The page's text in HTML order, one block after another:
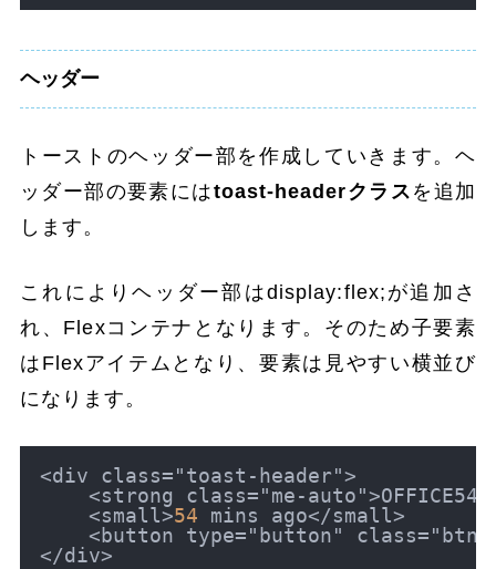
ヘッダー
トーストのヘッダー部を作成していきます。ヘ
ッダー部の要素にはtoast-headerクラス を追加
します。
これによりヘッダー部はdisplay:flex;が追加さ
れ、Flexコンテナとなります。そのため子要素
はFlexアイテムとなり、要素は見やすい横並び
になります。
<div class="toast-header">
<strong class="me-auto">OFFICE54
<small>54 mins ago</small>
<button type="button" class="btn-
</div>